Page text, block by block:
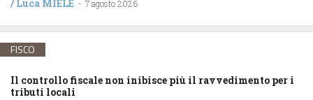
/Luca MIELE - 7 agosto 2026
FISCO
Il controllo fiscale non inibisce più il ravvedimento per i
tributi locali